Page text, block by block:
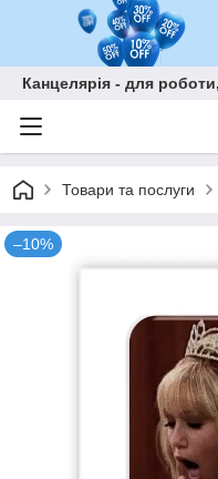
Канцелярія - для
Товари та послуги
–10%